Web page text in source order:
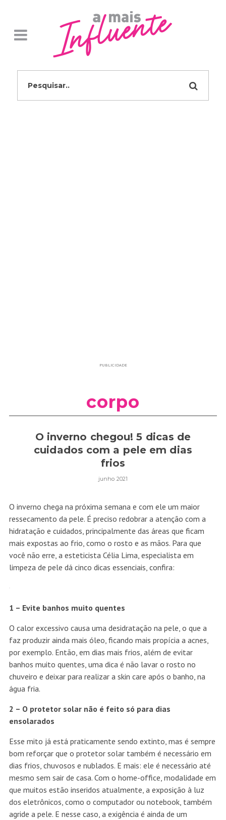
PUBLICIDADE
corpo
O inverno chegou! 5 dicas de
cuidados com a pele em dias
frios
junho 2021
O inverno chega na próxima semana e com ele um maior
ressecamento da pele. É preciso redobrar a atenção com a
hidratação e cuidados, principalmente das áreas que ficam
mais expostas ao frio, como o rosto e as mãos. Para que
você não erre, a esteticista Célia Lima, especialista em
limpeza de pele dá cinco dicas essenciais, confira:
1 – Evite banhos muito quentes
O calor excessivo causa uma desidratação na pele, o que a
faz produzir ainda mais óleo, ficando mais propícia a acnes,
por exemplo. Então, em dias mais frios, além de evitar
banhos muito quentes, uma dica é não lavar o rosto no
chuveiro e deixar para realizar a skin care após o banho, na
água fria.
2 – O protetor solar não é feito só para dias
ensolarados
Esse mito já está praticamente sendo extinto, mas é sempre
bom reforçar que o protetor solar também é necessário em
dias frios, chuvosos e nublados. E mais: ele é necessário até
mesmo sem sair de casa. Com o home-office, modalidade em
que muitos estão inseridos atualmente, a exposição à luz
dos eletrônicos, como o computador ou notebook, também
agride a pele. E nesse caso, a exigência é ainda de um